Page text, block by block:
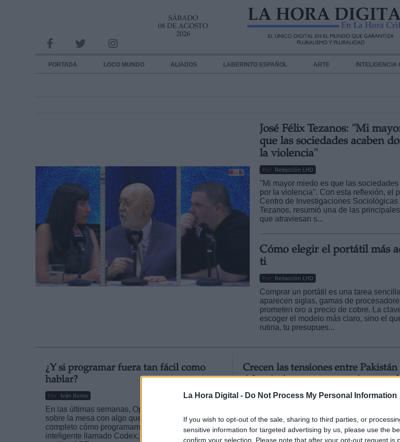
La Hora Digital - Do Not Process My Personal Information
If you wish to opt-out of the sale, sharing to third parties, or
sensitive information for targeted advertising by us, please use the
confirm your selection. Please note that after your opt-out request is
SÁBADO
08 DE AGOSTO
2026
PORTADA LOCO MUNDO ALIADOS LABERINTO ESPAÑOL ARTE INTELIGENCIA
José Félix Tezanos: "Mi
que las sociedades acaben
la violencia"
Por Redacción LHD
"Mi mayor miedo es que las
por la violencia". Con esta reflexión, el
Centro de Investigaciones
Tezanos, resumió una de las
que atraviesan s...
Cómo elegir el portátil más
ti
Por Redacción LHD
Comprar un portátil es una tarea
aparecen siglas, gamas de
prometen oro a precio de cobre. La
escoger el modelo más claro, sino el
rutina, tu presupues...
¿Y si programar fuera tan fácil como
hablar?
Por Iván Romo
En las últimas semanas, OpenAI ha dado un golpe
sobre la mesa con algo que podría cambiar por
completo cómo programamos, un nuevo agente
inteligente llamado Codex, integrado directamente
Crecen las tensiones entre Pakistán
Afganistán tras un nuevo
de ataques
El 28 de diciembre de 2024, el gobierno
Afganistán respondió con ofensivas
bombardeos paquistaníes que causaron 46
INFORMACION SOBRE LA PROTECCIÓN DE TUS DATOS
Responsable:
Información adicional